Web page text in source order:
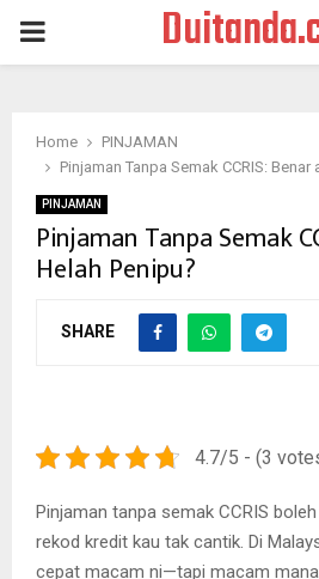
PRIMARY
Home
PINJAMAN
Pinjaman Tanpa Semak CCRIS: Benar
PINJAMAN
Pinjaman Tanpa Semak
Helah Penipu?
SHARE
4.7/5 - (3
Pinjaman tanpa semak CCRIS
rekod kredit kau tak cantik. Di
cepat macam ni—tapi macam